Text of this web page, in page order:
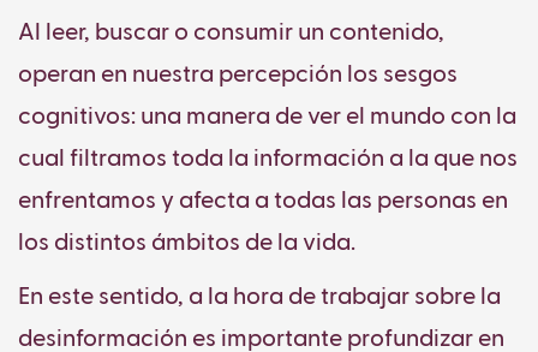
Al leer, buscar o consumir un contenido,
operan en nuestra percepción los sesgos
cognitivos: una manera de ver el mundo con la
cual filtramos toda la información a la que nos
enfrentamos y afecta a todas las personas en
los distintos ámbitos de la vida.
En este sentido, a la hora de trabajar sobre la
desinformación es importante profundizar en